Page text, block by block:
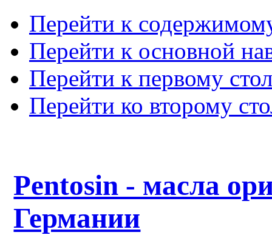
Перейти к
Перейти к основной
Перейти к первому
Перейти ко второму
Pentosin - масла
Германии